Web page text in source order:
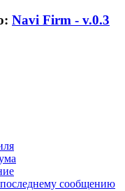
Navi Firm - v.0.3